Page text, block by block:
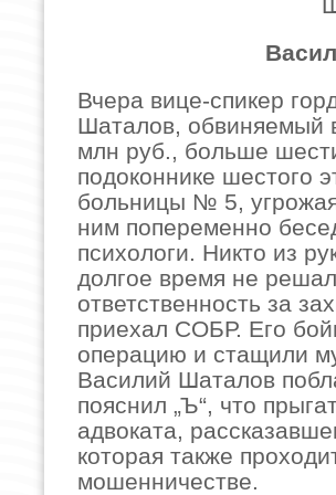
Вчера вице-спикер
Шаталов, обвиняемый
млн руб., больше
подоконнике шестого
больницы № 5,
ним попеременно
психологи. Никто из
долгое время не
ответственность за
приехал СОБР. Его
операцию и стащили
Василий Шаталов
пояснил „Ъ“, что
адвоката,
которая также
мошенничестве.